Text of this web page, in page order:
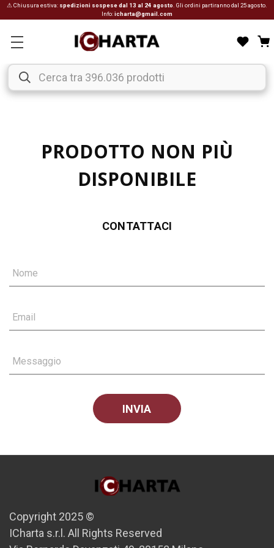
⚠ Chiusura estiva: spedizioni sospese dal 13 al 24 agosto . Gli ordini partiranno dal 25 agosto.
Info:icharta@gmail.com
PRODOTTO NON PIÙ
DISPONIBILE
CONTATTACI
Nome
Email
Messaggio
Copyright 2025 ©
ICharta s.r.l. All Rights Reserved